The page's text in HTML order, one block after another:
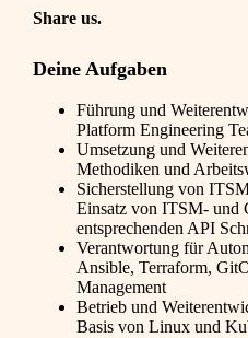
Share us.
Deine Aufgaben
Führung und
Platform Engineering
Umsetzung und
Methodiken und
Sicherstellung von
Einsatz von ITSM- und
entsprechenden API
Verantwortung für
Ansible, Terraform,
Management
Betrieb und
Basis von Linux und